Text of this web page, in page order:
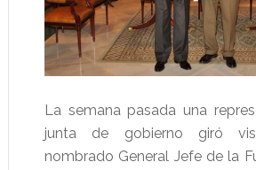
La semana pasada una
junta de gobierno giró
nombrado General Jefe de la